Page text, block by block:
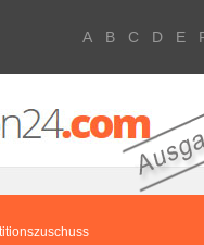
A B C D E